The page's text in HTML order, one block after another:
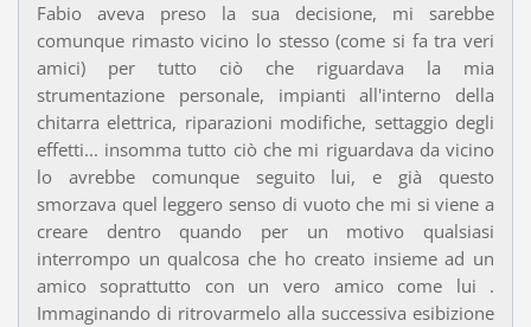
Fabio aveva preso la sua decisione, mi sarebbe
comunque rimasto vicino lo stesso (come si fa tra veri
amici) per tutto ciò che riguardava la mia
strumentazione personale, impianti all'interno della
chitarra elettrica, riparazioni modifiche, settaggio degli
effetti... insomma tutto ciò che mi riguardava da vicino
lo avrebbe comunque seguito lui, e già questo
smorzava quel leggero senso di vuoto che mi si viene a
creare dentro quando per un motivo qualsiasi
interrompo un qualcosa che ho creato insieme ad un
amico soprattutto con un vero amico come lui .
Immaginando di ritrovarmelo alla successiva esibizione